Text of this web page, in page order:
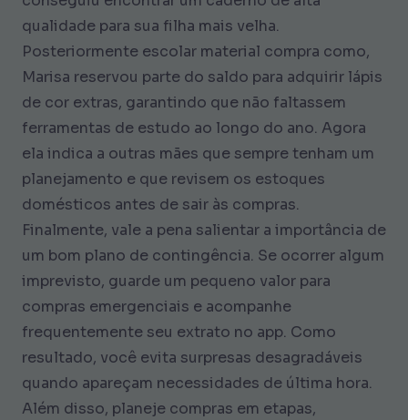
qualidade para sua filha mais velha.
Posteriormente escolar material compra como,
Marisa reservou parte do saldo para adquirir lápis
de cor extras, garantindo que não faltassem
ferramentas de estudo ao longo do ano. Agora
ela indica a outras mães que sempre tenham um
planejamento e que revisem os estoques
domésticos antes de sair às compras.
Finalmente, vale a pena salientar a importância de
um bom plano de contingência. Se ocorrer algum
imprevisto, guarde um pequeno valor para
compras emergenciais e acompanhe
frequentemente seu extrato no app. Como
resultado, você evita surpresas desagradáveis
quando apareçam necessidades de última hora.
Além disso, planeje compras em etapas,